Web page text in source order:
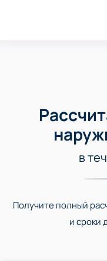
в
Получите полный
и сроки